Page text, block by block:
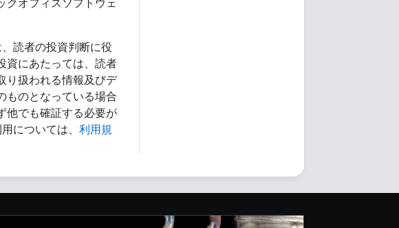
クオフィスソフトウェ
読者の投資判断に役
資にあたっては、読者
り扱われる情報及びデ
ものとなっている場合
他でも確証する必要が
については、 利用規